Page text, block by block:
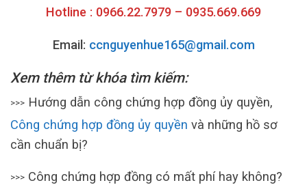
Hotline : 0966.22.7979 – 0935.669.669
Email: ccnguyenhue165@gmail.com
Xem thêm từ khóa tìm kiếm:
>>> Hướng dẫn công chứng hợp đồng ủy quyền,
Công chứng hợp đồng ủy quyền và những hồ sơ
cần chuẩn bị?
>>> Công chứng hợp đồng có mất phí hay không?